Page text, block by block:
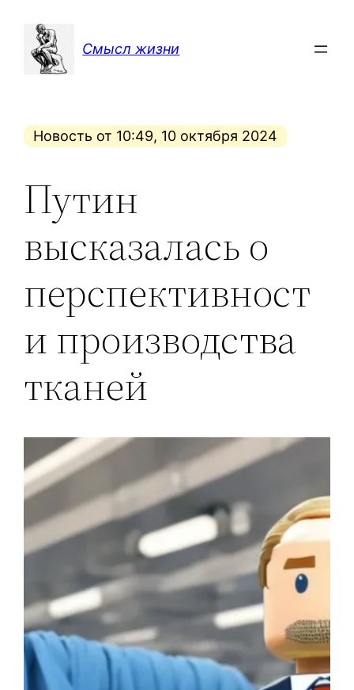
содержимому
Смысл жизни
Новость от 10:49, 10 октября 2024
Путин
высказалась о
перспективност
и производства
тканей